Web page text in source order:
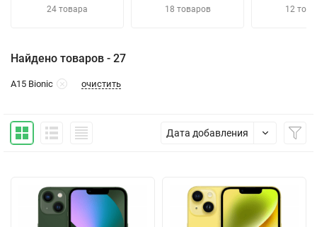
24 товара 18 товаров 12
Найдено товаров - 27
A15 Bionic очистить
Дата добавления